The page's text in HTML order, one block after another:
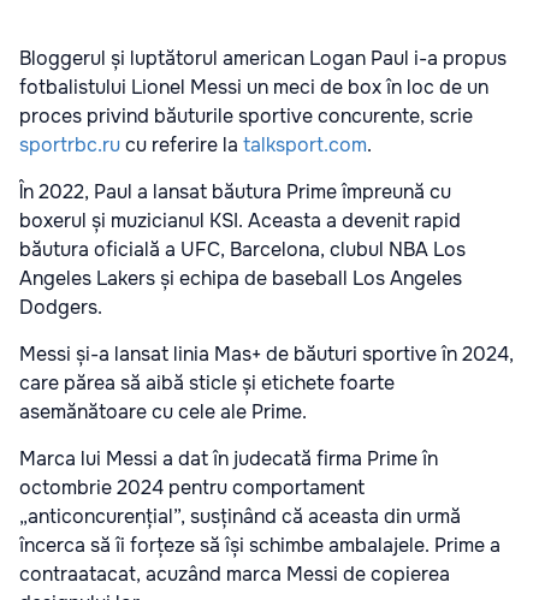
Bloggerul și luptătorul american Logan Paul i-a propus
fotbalistului Lionel Messi un meci de box în loc de un
proces privind băuturile sportive concurente, scrie
sportrbc.rucu referire la talksport.com.
În 2022, Paul a lansat băutura Prime împreună cu
boxerul și muzicianul KSI. Aceasta a devenit rapid
băutura oficială a UFC, Barcelona, clubul NBA Los
Angeles Lakers și echipa de baseball Los Angeles
Dodgers.
Messi și-a lansat linia Mas+ de băuturi sportive în 2024,
care părea să aibă sticle și etichete foarte
asemănătoare cu cele ale Prime.
Marca lui Messi a dat în judecată firma Prime în
octombrie 2024 pentru comportament
„anticoncurențial”, susținând că aceasta din urmă
încerca să îi forțeze să își schimbe ambalajele. Prime a
contraatacat, acuzând marca Messi de copierea